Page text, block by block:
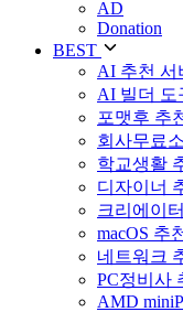
AD
Donation
BEST
AI 추천 서
AI 빌더 도
포맷후 추
회사무료
학교생활
디자이너
크리에이
macOS 추
네트워크
PC정비사
AMD